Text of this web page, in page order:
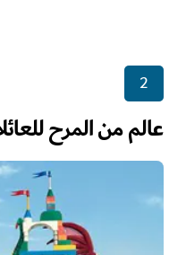
عالم من المرح